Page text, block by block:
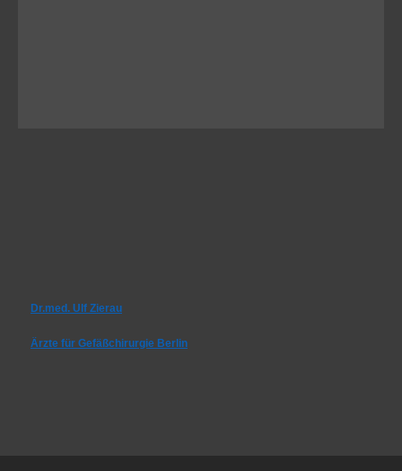
Dr.med. Ulf Zierau
Ärzte für Gefäßchirurgie Berlin